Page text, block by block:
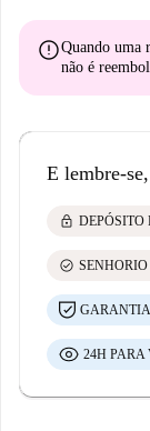
errorQuando uma
não é
E lembre-
lock DEPÓSITO
check_circle
24H PARA